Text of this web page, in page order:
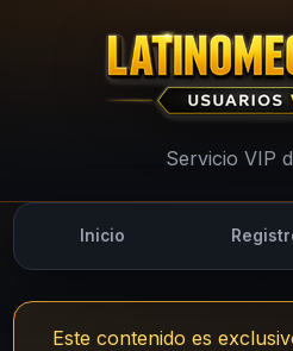
UsuariosVIP -
Servicio VIP
Inicio
Este contenido es